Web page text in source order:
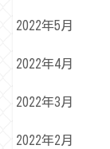
2022年5月
2022年4月
2022年3月
2022年2月